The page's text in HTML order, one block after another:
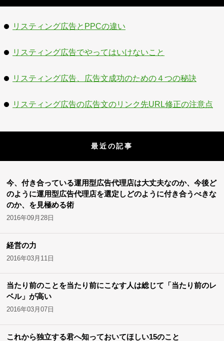
リスティング広告とPPCの違い
リスティング広告でやってはいけないこと
リスティング広告、広告文成功のための４つの秘訣
リスティング広告の広告文のリンク先URL修正の注意点
最近の記事
今、付き合っている運用型広告代理店は大丈夫なのか、今後ど
のように運用型広告代理店を選定しどのように付き合うべきな
のか、を見極める術
2016年09月28日
経営の力
2016年03月11日
当たり前のことを当たり前にこなす人は総じて「当たり前のレ
ベル」が高い
2016年03月07日
これから独立する君へ知っておいてほしい15のこと